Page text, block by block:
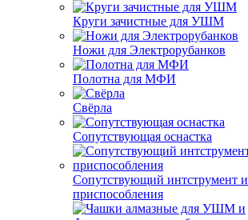
Круги зачистные для УШМ
Ножи для Электрорубанков
Полотна для МФИ
Свёрла
Сопутствующая оснастка
Сопутствующий интструмент и
приспособления